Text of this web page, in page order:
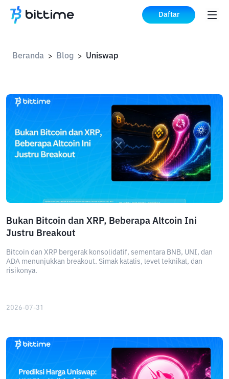
Daftar
Beranda > Blog > Uniswap
Bukan Bitcoin dan XRP, Beberapa Altcoin Ini
Justru Breakout
Bitcoin dan XRP bergerak konsolidatif, sementara BNB, UNI, dan
ADA menunjukkan breakout. Simak katalis, level teknikal, dan
risikonya.
2026-07-31